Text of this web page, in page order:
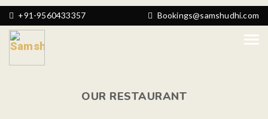
+91-9560433357 Bookings@samshudhi.com
OUR RESTAURANT